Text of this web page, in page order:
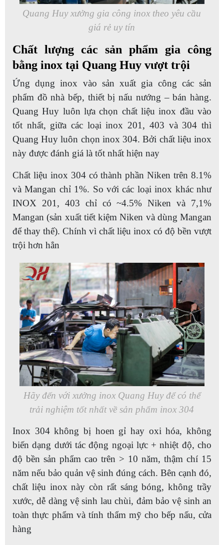
Quang Huy xưởng gia công inox theo yêu cầu
giá rẻ uy tín
Chất lượng các sản phẩm gia công
bằng inox tại Quang Huy vượt trội
Ứng dụng inox vào sản xuất gia công các sản
phẩm đồ nhà bếp, thiết bị nấu nướng – bán hàng.
Quang Huy luôn lựa chọn chất liệu inox đầu vào
tốt nhất, giữa các loại inox 201, 403 và 304 thì
Quang Huy luôn chọn inox 304. Bởi chất liệu inox
này được đánh giá là tốt nhất hiện nay
Chất liệu inox 304 có thành phần Niken trên 8.1%
và Mangan chỉ 1%. So với các loại inox khác như
INOX 201, 403 chỉ có ~4.5% Niken và 7,1%
Mangan (sản xuất tiết kiệm Niken và dùng Mangan
để thay thế). Chính vì chất liệu inox có độ bền vượt
trội hơn hẳn
Hãy đến với xưởng inox Quang Huy để có thể
trải nghiệm tốt nhất về sản phẩm inox 304
Inox 304 không bị hoen gỉ hay oxi hóa, không
biến dạng dưới tác động ngoại lực + nhiệt độ, cho
độ bền sản phẩm cao trên > 10 năm, thậm chí 15
năm nếu bảo quản vệ sinh đúng cách. Bên cạnh đó,
chất liệu inox này còn rất sáng bóng, không trầy
xước, dễ dàng vệ sinh lau chùi, đảm bảo vệ sinh an
toàn thực phẩm và tính thẩm mỹ cho bếp nấu, cửa
hàng